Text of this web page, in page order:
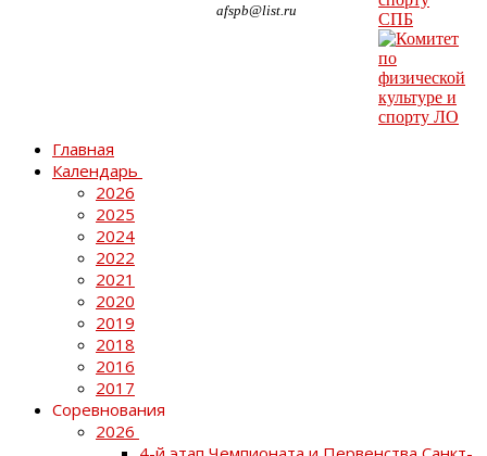
afspb@list.ru
Главная
Календарь
2026
2025
2024
2022
2021
2020
2019
2018
2016
2017
Соревнования
2026